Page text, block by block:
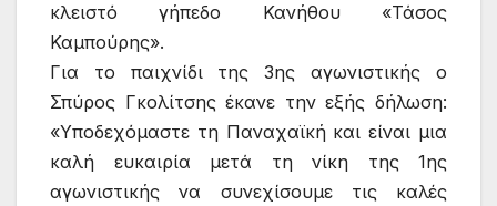
κλειστό γήπεδο Κανήθου «Τάσος
Καμπούρης».
Για το παιχνίδι της 3ης αγωνιστικής ο
Σπύρος Γκολίτσης έκανε την εξής δήλωση:
«Υποδεχόμαστε τη Παναχαϊκή και είναι μια
καλή ευκαιρία μετά τη νίκη της 1ης
αγωνιστικής να συνεχίσουμε τις καλές